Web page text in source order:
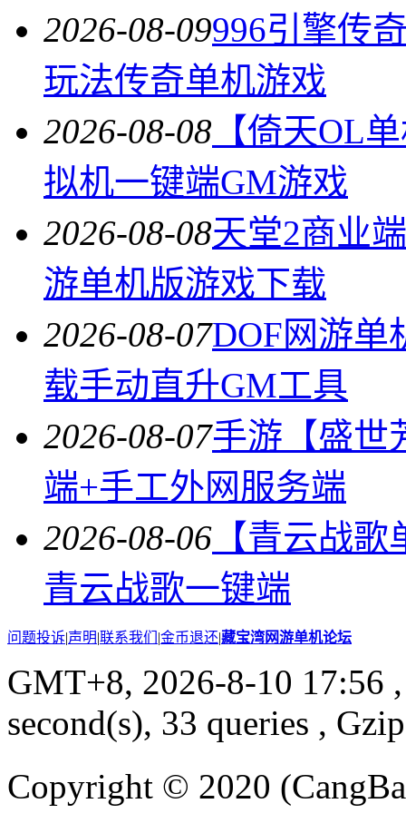
2026-08-09996引擎传
玩法传奇单机游戏
2026-08-08 【倚天OL
拟机一键端GM游戏
2026-08-08天堂2商业
游单机版游戏下载
2026-08-07DOF网游单
载手动直升GM工具
2026-08-07手游【盛世
端+手工外网服务端
2026-08-06 【青云战
青云战歌一键端
问题投诉|声明|联系我们 |金币退还|藏宝湾网游单机论坛
GMT+8, 2026-8-10 17:56
second(s), 33 queries ,
Copyright © 2020